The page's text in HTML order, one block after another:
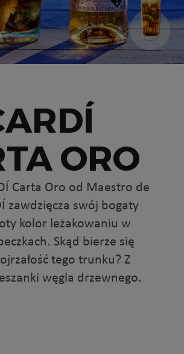
ORO
Carta Oro od Maestro de
zawdzięcza swój bogaty
kolor leżakowaniu w
Skąd bierze się
tego trunku? Z
węgla drzewnego.